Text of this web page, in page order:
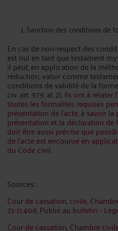
Sanction des conditions de
En cas de non-respect des
est nul en tant que testament
il peut, en application de la
réduction, valoir comme
conditions de validité de la
civ. art. 979, al. 2).Ils ont à relater
toutes les formalités requises
présentation de l'acte, à savoir
présentation et la déclaration de
doit être aussi précise que
de l'acte est encourue en
du Code civil.
Sources :
Cour de cassation, civile,
21-11.408, Publié au bulletin -
Cour de cassation, Chambre